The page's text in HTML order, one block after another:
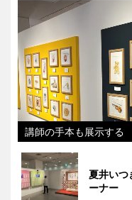
講師の手本も展示する
夏井いつ
ーナー